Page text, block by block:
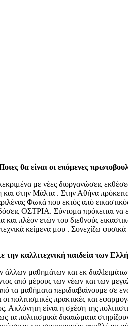
θα είναι οι επόμενες
με νέες διοργανώσεις
στην Μάλτα . Στην Αθήνα
Φωκά που εκτός από
ΟΣΤΡΙΑ. Σύντομα πρόκειται
και πλέον ετών του διεθνούς
κείμενα μου . Συνεχίζω
την καλλιτεχνική παιδεία των
μαθημάτων και εκ
από μέρους των νέων και των
τα μαθήματα περιδιαβαίνουμε σε
πολιτισμικές πρακτικές και
Ακλόνητη είναι η σχέση της
τα πολιτισμικά δικαιώματα